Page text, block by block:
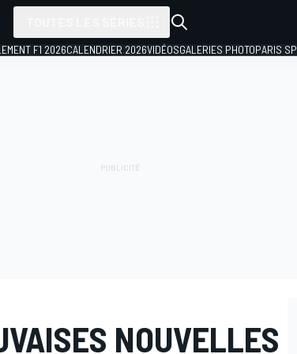
F1 2026CALENDRIER 2026VIDÉOSGALERIES PHOTOPARIS
NOUVELLES